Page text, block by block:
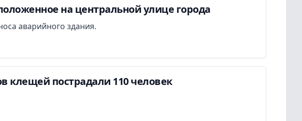
на центральной улице города
аварийного здания.
клещей пострадали 110 человек